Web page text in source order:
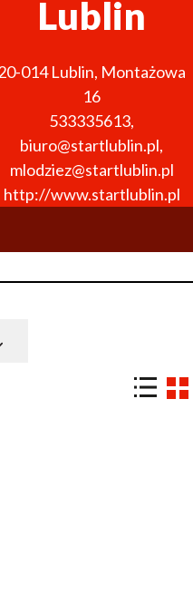
Lublin
014 Lublin, Montażowa
16
533335613,
biuro@startlublin.pl,
mlodziez@startlublin.pl
http://www.startlublin.pl